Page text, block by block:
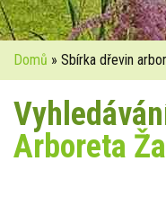
Domů » Sbírka dřevin
Arboreta